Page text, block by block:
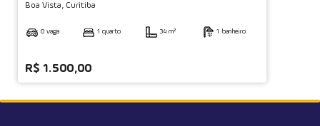
Boa Vista, Curitiba
0 vaga 1 quarto 34 m² 1 banheiro
R$ 1.500,00